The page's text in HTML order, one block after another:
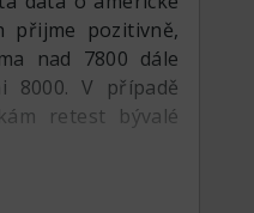
přijme pozitivně,
nad 7800 dále
8000. V případě
retest bývalé